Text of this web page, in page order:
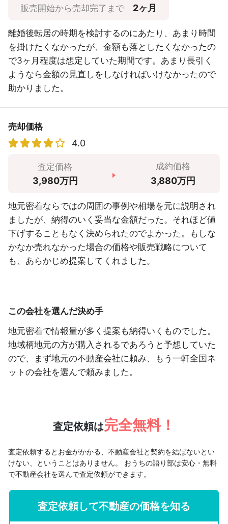
販売開始から売却完了まで 2ヶ月
離婚後転居の時期を検討するのにあたり、あまり時間
を掛けたくなかったが、金額も落としたくなかったの
で3ヶ月程度は想定していた期間です。あまり長引く
ようなら金額の見直しをしなければいけなかったので
助かりました。
売却価格
4.0
査定価格
3,980万円
成約価格
3,880万円
地元密着ならではの周囲の事例や相場を元に説明され
ましたが、納得のいく妥当な金額だった。それほど値
下げすることもなく決められたのでよかった。もしな
かなか売れなかった場合の価格や販売戦略について
も、あらかじめ提案してくれました。
この会社を選んだ決め手
地元密着で情報量が多く提案も納得いくものでした。
地域柄地元の方が購入されるであろうと予想していた
ので、まず地元の不動産会社に頼み、もう一軒全国ネ
ットの会社を選んで頼みました。
査定依頼は完全無料！
査定依頼するとお金がかかる、不動産会社と契約を結ばないとい
けない、ということはありません。 おうちの語り部は安心・無料
で不動産会社を選んで査定依頼ができます。
査定依頼して不動産の価格を知る